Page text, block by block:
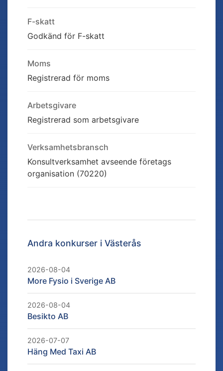
F-skatt
Godkänd för F-skatt
Moms
Registrerad för moms
Arbetsgivare
Registrerad som arbetsgivare
Verksamhetsbransch
Konsultverksamhet avseende företags
organisation (70220)
Andra konkurser i Västerås
2026-08-04
More Fysio i Sverige AB
2026-08-04
Besikto AB
2026-07-07
Häng Med Taxi AB